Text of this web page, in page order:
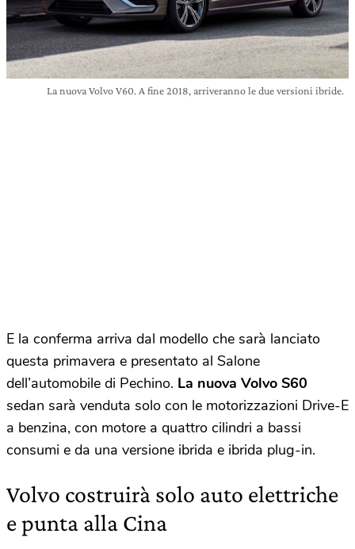
La nuova Volvo V60. A fine 2018, arriveranno le due versioni ibride.
E la conferma arriva dal modello che sarà lanciato
questa primavera e presentato al Salone
dell’automobile di Pechino. La nuova Volvo S60
sedan sarà venduta solo con le motorizzazioni Drive-E
a benzina, con motore a quattro cilindri a bassi
consumi e da una versione ibrida e ibrida plug-in.
Volvo costruirà solo auto elettriche
e punta alla Cina